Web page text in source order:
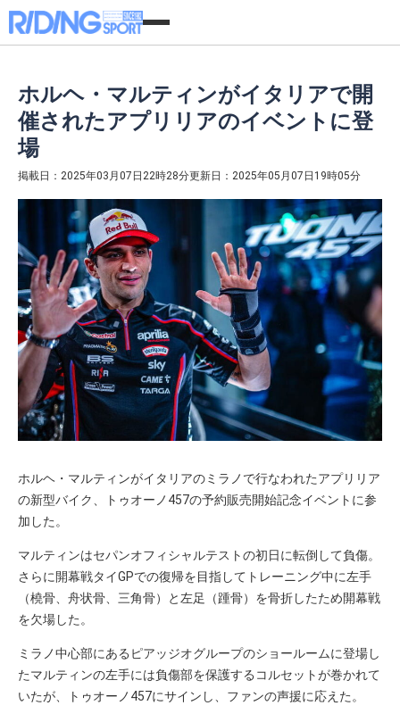
ホルヘ・マルティンがイタリアで開
催されたアプリリアのイベントに登
場
掲載日：2025年03月07日22時28分更新日：2025年05月07日19時05分
ホルヘ・マルティンがイタリアのミラノで行なわれたアプリリア
の新型バイク、トゥオーノ457の予約販売開始記念イベントに参
加した。
マルティンはセパンオフィシャルテストの初日に転倒して負傷。
さらに開幕戦タイGPでの復帰を目指してトレーニング中に左手
（橈骨、舟状骨、三角骨）と左足（踵骨）を骨折したため開幕戦
を欠場した。
ミラノ中心部にあるピアッジオグループのショールームに登場し
たマルティンの左手には負傷部を保護するコルセットが巻かれて
いたが、トゥオーノ457にサインし、ファンの声援に応えた。